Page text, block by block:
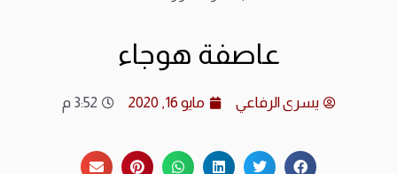
عاصفة هوجاء
يسرى الرفاعي مايو 16, 2020 3:52 م